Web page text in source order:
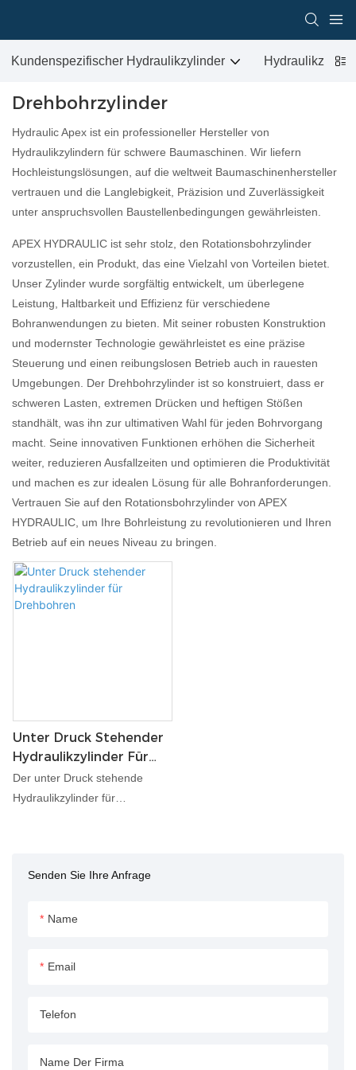
Kundenspezifischer Hydraulikzylinder
Drehbohrzylinder
Hydraulic Apex ist ein professioneller Hersteller von
Hydraulikzylindern für schwere Baumaschinen. Wir liefern
Hochleistungslösungen, auf die weltweit Baumaschinenhersteller
vertrauen und die Langlebigkeit, Präzision und Zuverlässigkeit
unter anspruchsvollen Baustellenbedingungen gewährleisten.
APEX HYDRAULIC ist sehr stolz, den Rotationsbohrzylinder
vorzustellen, ein Produkt, das eine Vielzahl von Vorteilen bietet.
Unser Zylinder wurde sorgfältig entwickelt, um überlegene
Leistung, Haltbarkeit und Effizienz für verschiedene
Bohranwendungen zu bieten. Mit seiner robusten Konstruktion
und modernster Technologie gewährleistet es eine präzise
Steuerung und einen reibungslosen Betrieb auch in rauesten
Umgebungen. Der Drehbohrzylinder ist so konstruiert, dass er
schweren Lasten, extremen Drücken und heftigen Stößen
standhält, was ihn zur ultimativen Wahl für jeden Bohrvorgang
macht. Seine innovativen Funktionen erhöhen die Sicherheit
weiter, reduzieren Ausfallzeiten und optimieren die Produktivität
und machen es zur idealen Lösung für alle Bohranforderungen.
Vertrauen Sie auf den Rotationsbohrzylinder von APEX
HYDRAULIC, um Ihre Bohrleistung zu revolutionieren und Ihren
Betrieb auf ein neues Niveau zu bringen.
Senden Sie Ihre Anfrage
Name
Email
Telefon
Name Der Firma
Unter Druck Stehender
Hydraulikzylinder Für
Drehbohren
Der unter Druck stehende
Hydraulikzylinder für
Hydraulikleistung bei
ausgelegt. Dieser auf
und gewährleistet eine optimale